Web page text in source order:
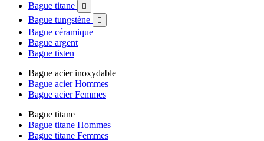
Bague titane 
Bague tungstène 
Bague céramique
Bague argent
Bague tisten
Bague acier inoxydable
Bague acier Hommes
Bague acier Femmes
Bague titane
Bague titane Hommes
Bague titane Femmes